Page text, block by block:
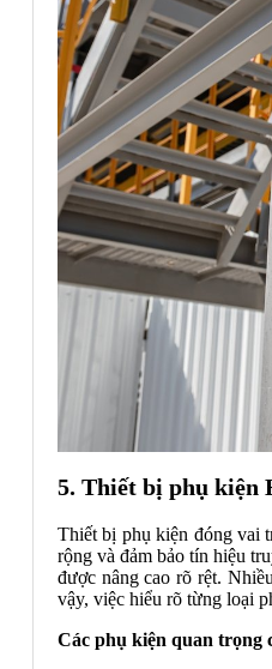
5. Thiết bị phụ kiện
Thiết bị phụ kiện đóng vai
rộng và đảm bảo tín hiệu
được nâng cao rõ rệt.
vậy, việc hiểu rõ từng loại
Các phụ kiện quan trọng